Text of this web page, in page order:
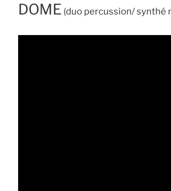
DOME (duo percussion/ synthé